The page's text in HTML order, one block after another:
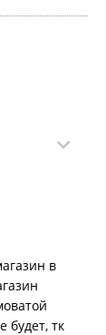
в
будет, тк